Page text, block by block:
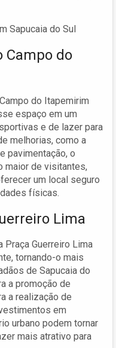
Campo do
do Itapemirim
espaço em um
e de lazer para
melhorias, como a
pavimentação, o
maior de visitantes,
um local seguro
físicas.
Lima
Praça Guerreiro Lima
tornando-o mais
de Sapucaia do
a promoção de
a realização de
em
urbano podem tornar
mais atrativo para